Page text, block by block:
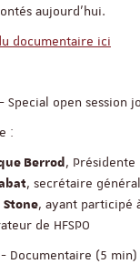
aujourd’hui.
documentaire ici
Special open session
:
Berrod,
, secrétaire
Stone, ayant participé
de HFSPO
Documentaire (5